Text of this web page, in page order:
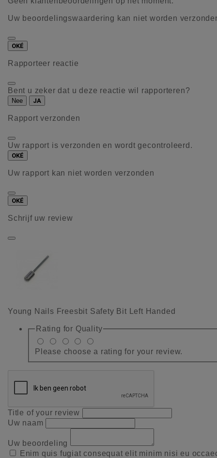
Uw beoordelingswaardering kan niet worden
OKÉ
Rapporteer reactie
Bent u zeker dat u deze reactie wil rapporteren?
Nee JA
Rapport verzonden
Uw rapport is verzonden en wordt gecontroleerd.
OKÉ
Uw rapport kan niet worden verzonden
OKÉ
Schrijf uw review
Young Nails Freesbit Safety Bit Left Handed
Rating for Quality
Please choose a rating for your review.
Title of your review
Uw naam
Uw beoordeling
Enim quis fugiat consequat elit minim nisi eu